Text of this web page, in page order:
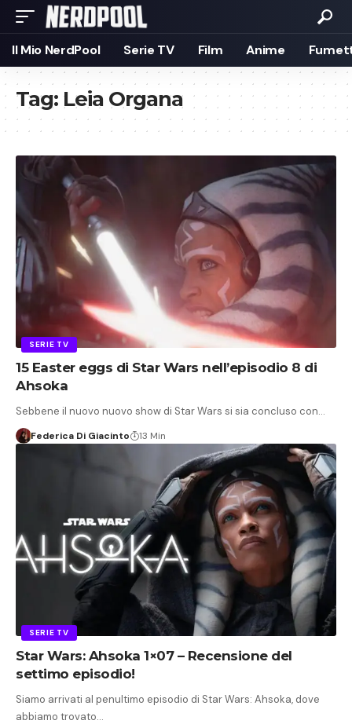
Il Mio NerdPool Serie TV Film Anime
Tag: Leia Organa
SERIE TV
15 Easter eggs di Star Wars nell’episodio 8 di
Ahsoka
Sebbene il nuovo nuovo show di Star Wars si sia concluso con…
Federica Di Giacinto 13 Min
SERIE TV
Star Wars: Ahsoka 1×07 – Recensione del
settimo episodio!
Siamo arrivati al penultimo episodio di Star Wars: Ahsoka, dove
abbiamo trovato…